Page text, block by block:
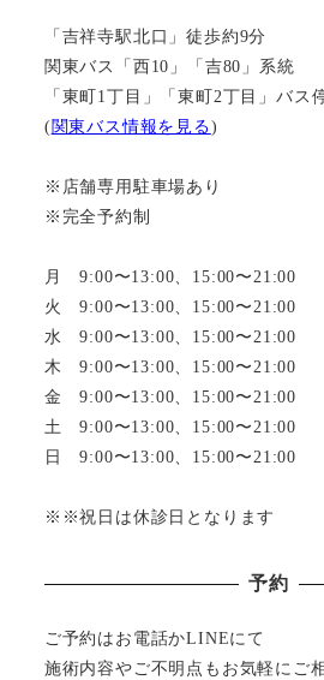
「吉祥寺駅北口」徒歩約9分
関東バス「西10」「吉80」系統
「東町1丁目」「東町2丁目」バス
(関東バス情報を見る)
※店舗専用駐車場あり
※完全予約制
月 9:00〜13:00、15:00〜21:00
火 9:00〜13:00、15:00〜21:00
水 9:00〜13:00、15:00〜21:00
木 9:00〜13:00、15:00〜21:00
金 9:00〜13:00、15:00〜21:00
土 9:00〜13:00、15:00〜21:00
日 9:00〜13:00、15:00〜21:00
※※祝日は休診日となります
予約
ご予約はお電話かLINEにて
施術内容やご不明点もお気軽にご